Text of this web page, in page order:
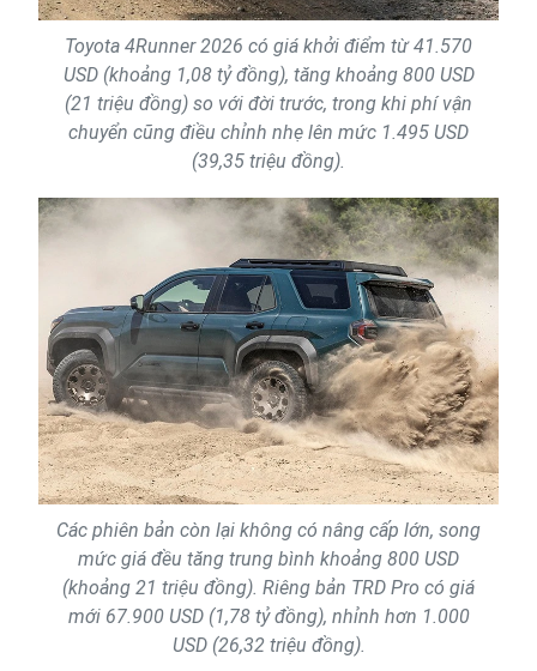
Toyota 4Runner 2026 có giá khởi điểm từ 41.570
USD (khoảng 1,08 tỷ đồng), tăng khoảng 800 USD
(21 triệu đồng) so với đời trước, trong khi phí vận
chuyển cũng điều chỉnh nhẹ lên mức 1.495 USD
(39,35 triệu đồng).
Các phiên bản còn lại không có nâng cấp lớn, song
mức giá đều tăng trung bình khoảng 800 USD
(khoảng 21 triệu đồng). Riêng bản TRD Pro có giá
mới 67.900 USD (1,78 tỷ đồng), nhỉnh hơn 1.000
USD (26,32 triệu đồng).